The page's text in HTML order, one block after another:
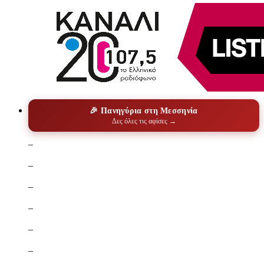
🎉 Πανηγύρια στη Μεσσηνία
Δες όλες τις αφίσες →
–
–
–
–
–
–